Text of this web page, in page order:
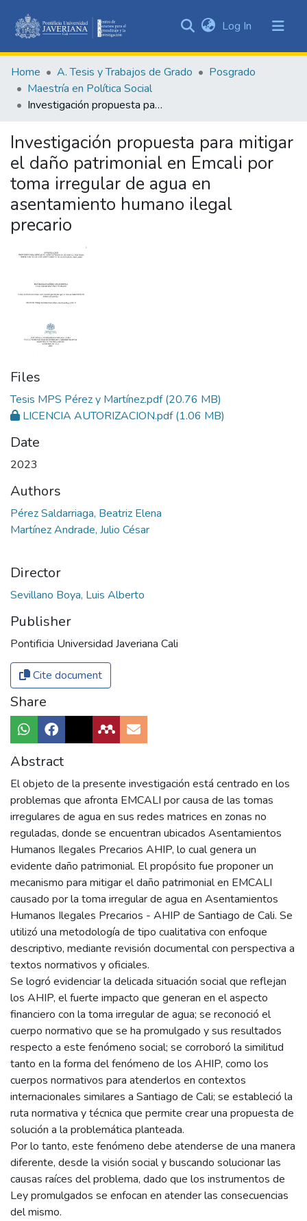
&
Collections
All of DSpace
Statistics
Log In (current)
Home A. Tesis y Trabajos de Grado
Posgrado
Maestría en Política Social
Investigación propuesta para mitigar el daño patrimonial en Emcali por toma irregular de agua en asentamiento humano ilegal precario
Investigación propuesta para mitigar
el daño patrimonial en Emcali por
toma irregular de agua en
asentamiento humano ilegal
precario
Files
Tesis MPS Pérez y Martínez.pdf(20.76 MB)
LICENCIA AUTORIZACION.pdf(1.06 MB)
Date
2023
Authors
Pérez Saldarriaga, Beatriz Elena
Martínez Andrade, Julio César
Director
Publisher
Pontificia Universidad Javeriana Cali
Cite document
Share
Abstract
El objeto de la presente investigación está centrado en los
problemas que afronta EMCALI por causa de las tomas
irregulares de agua en sus redes matrices en zonas no
reguladas, donde se encuentran ubicados Asentamientos
Humanos Ilegales Precarios AHIP, lo cual genera un
evidente daño patrimonial. El propósito fue proponer un
mecanismo para mitigar el daño patrimonial en EMCALI
causado por la toma irregular de agua en Asentamientos
Humanos Ilegales Precarios - AHIP de Santiago de Cali. Se
utilizó una metodología de tipo cualitativa con enfoque
descriptivo, mediante revisión documental con perspectiva a
textos normativos y oficiales.
Se logró evidenciar la delicada situación social que reflejan
los AHIP, el fuerte impacto que generan en el aspecto
financiero con la toma irregular de agua; se reconoció el
cuerpo normativo que se ha promulgado y sus resultados
respecto a este fenómeno social; se corroboró la similitud
tanto en la forma del fenómeno de los AHIP, como los
cuerpos normativos para atenderlos en contextos
internacionales similares a Santiago de Cali; se estableció la
ruta normativa y técnica que permite crear una propuesta de
solución a la problemática planteada.
Por lo tanto, este fenómeno debe atenderse de una manera
diferente, desde la visión social y buscando solucionar las
causas raíces del problema, dado que los instrumentos de
Ley promulgados se enfocan en atender las consecuencias
del mismo.